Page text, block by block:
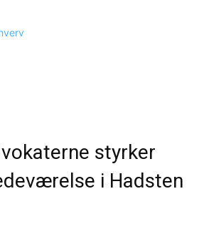
styrker
i Hadsten